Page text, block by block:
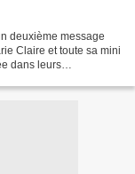
deuxième message
Claire et toute sa mini
dans leurs